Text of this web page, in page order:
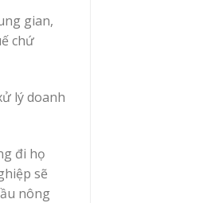
gian,
chứ
lý doanh
đi họ
sẽ
nông